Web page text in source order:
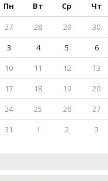
Пн
Вт Ср Чт
27
28 29 30
3
4 5 6
10
11 12 13
17
18 19 20
24
25 26 27
31
1 2 3